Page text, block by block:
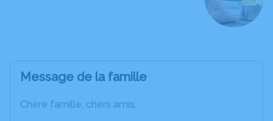
Message de la famille
Chère famille, chers amis,